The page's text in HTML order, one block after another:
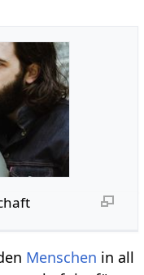
Menschen in all